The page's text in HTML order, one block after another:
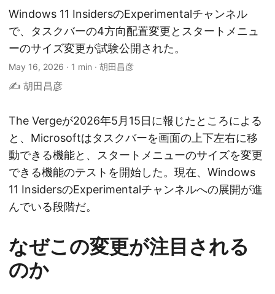
Windows 11 InsidersのExperimentalチャンネル
で、タスクバーの4方向配置変更とスタートメニュ
ーのサイズ変更が試験公開された。
May 16, 2026 · 1 min · 胡田昌彦
✍️ 胡田昌彦
The Vergeが2026年5月15日に報じたところによる
と、Microsoftはタスクバーを画面の上下左右に移
動できる機能と、スタートメニューのサイズを変更
できる機能のテストを開始した。現在、Windows
11 InsidersのExperimentalチャンネルへの展開が進
んでいる段階だ。
なぜこの変更が注目される
のか